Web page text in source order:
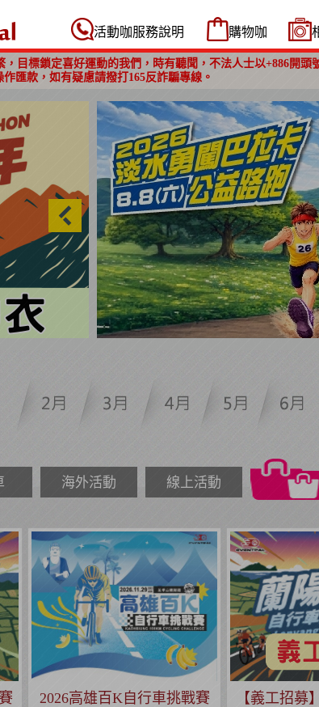
活動咖 Eventpal
活動咖服務說明 購物咖
目標鎖定喜好運動的我們，時有聽聞，不法人士以+886開
匯款，如有疑慮請撥打165反詐騙專線。
海外活動 線上活動
2026高雄百K自行車挑戰賽
【義工招募